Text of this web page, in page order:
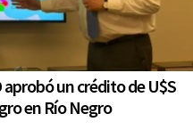
un crédito de U$S
en Río Negro